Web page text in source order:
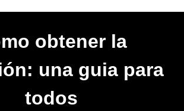
obtener la
una guia para
todos